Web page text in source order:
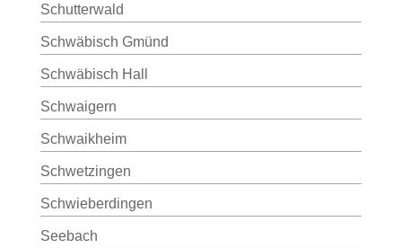
Schutterwald
Schwäbisch Gmünd
Schwäbisch Hall
Schwaigern
Schwaikheim
Schwetzingen
Schwieberdingen
Seebach